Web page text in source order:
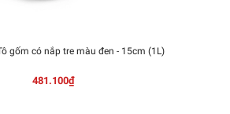
gốm có nắp tre màu đen - 15cm (1L)
481.100₫